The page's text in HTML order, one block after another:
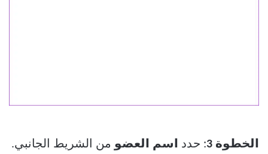
الخطوة 3 : حدد اسم العضو من الشريط الجانبي.